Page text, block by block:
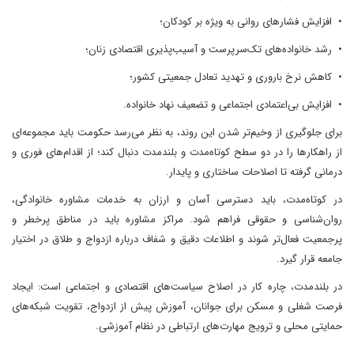
• افزایش فشارهای روانی به ویژه بر کودکان؛
• رشد خانواده‌های تک‌سرپرست و آسیب‌پذیری اقتصادی زنان؛
• کاهش نرخ باروری و تهدید تعادل جمعیتی کشور؛
• افزایش بی‌اعتمادی اجتماعی و تضعیف نهاد خانواده.
برای جلوگیری از وخیم‌تر شدن این روند، به نظر می‌رسد حکومت باید مجموعه‌ای
از راهکارها را در دو سطح کوتاه‌مدت و بلندمدت دنبال کند؛ از اقدام‌های فوری و
درمانی گرفته تا اصلاحات ساختاری و پایدار.
در کوتاه‌مدت، باید دسترسی آسان و ارزان به خدمات مشاوره خانوادگی،
روان‌شناسی و حقوقی فراهم شود. مراکز مشاوره باید در مناطق پرخطر و
پرجمعیت فعال‌تر شوند و اطلاعات دقیق و شفاف درباره ازدواج و طلاق در اختیار
جامعه قرار گیرد.
در بلندمدت، چاره کار در اصلاح سیاست‌های اقتصادی و اجتماعی است: ایجاد
فرصت شغلی و مسکن برای جوانان، آموزش پیش از ازدواج، تقویت شبکه‌های
حمایتی محلی و ترویج مهارت‌های ارتباطی در نظام آموزشی.